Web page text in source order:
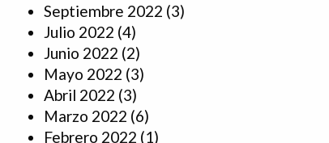
Septiembre 2022 (3)
Julio 2022 (4)
Junio 2022 (2)
Mayo 2022 (3)
Abril 2022 (3)
Marzo 2022 (6)
Febrero 2022 (1)